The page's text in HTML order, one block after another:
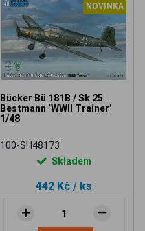
NOVINKA
Bücker Bü 181B / Sk 25
Bestmann ‘WWII Trainer’
1/48
100-SH48173
Skladem
442 Kč / ks